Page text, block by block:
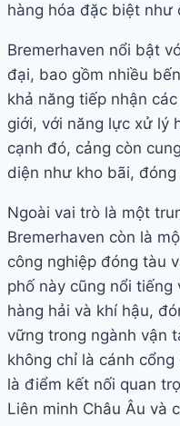
hàng hóa đặc biệt như
Bremerhaven nổi bật
đại, bao gồm nhiều
khả năng tiếp nhận
giới, với năng lực xử lý
cạnh đó, cảng còn
diện như kho bãi,
Ngoài vai trò là một
Bremerhaven còn là
công nghiệp đóng tàu
phố này cũng nổi
hàng hải và khí hậu,
vững trong ngành vận
không chỉ là cánh
là điểm kết nối quan
Liên minh Châu Âu và